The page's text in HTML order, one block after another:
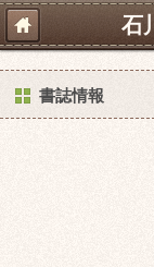
石
書誌情報